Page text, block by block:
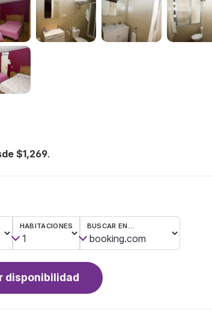
$1,269.
HABITACIONES BUSCAR EN…
disponibilidad